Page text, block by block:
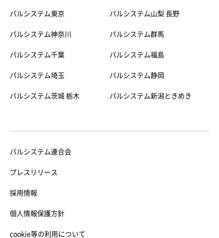
パルシステム東京
パルシステム神奈川
パルシステム千葉
パルシステム埼玉
パルシステム茨城 栃木
パルシステム山梨 長野
パルシステム群馬
パルシステム福島
パルシステム静岡
パルシステム新潟ときめき
パルシステム連合会
プレスリリース
採用情報
個人情報保護方針
cookie等の利用について